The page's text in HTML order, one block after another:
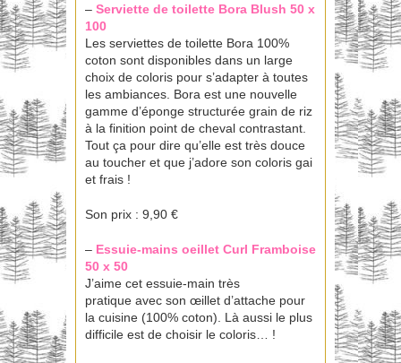
– Serviette de toilette Bora Blush 50 x
100
Les serviettes de toilette Bora 100%
coton sont disponibles dans un large
choix de coloris pour s’adapter à toutes
les ambiances. Bora est une nouvelle
gamme d’éponge structurée grain de riz
à la finition point de cheval contrastant.
Tout ça pour dire qu’elle est très douce
au toucher et que j’adore son coloris gai
et frais !
Son prix : 9,90 €
– Essuie-mains oeillet Curl Framboise
50 x 50
J’aime cet essuie-main très
pratique avec son œillet d’attache pour
la cuisine (100% coton). Là aussi le plus
difficile est de choisir le coloris… !